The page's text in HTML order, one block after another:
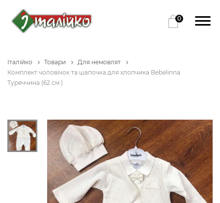
0
Італійко Товари
Для немовлят
Комплект чоловічок та шапочка для хлопчика Bebelinna
Туреччина (62 см.)